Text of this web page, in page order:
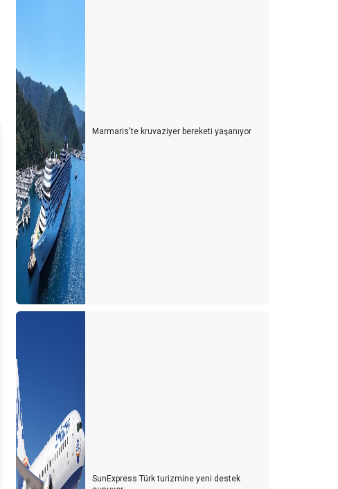
Marmaris'te kruvaziyer bereketi yaşanıyor
SunExpress Türk turizmine yeni destek